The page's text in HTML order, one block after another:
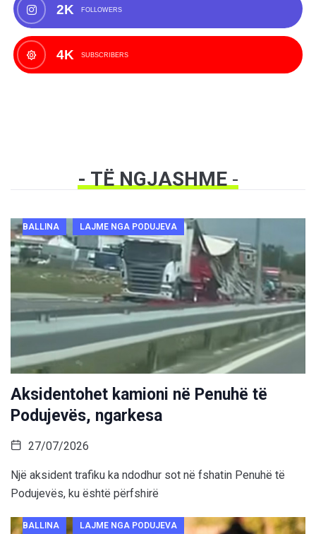
2K FOLLOWERS
4K SUBSCRIBERS
- TË NGJASHME-
BALLINA LAJME NGA PODUJEVA
Aksidentohet kamioni në Penuhë të
Podujevës, ngarkesa
27/07/2026
Një aksident trafiku ka ndodhur sot në fshatin Penuhë të
Podujevës, ku është përfshirë
BALLINA LAJME NGA PODUJEVA